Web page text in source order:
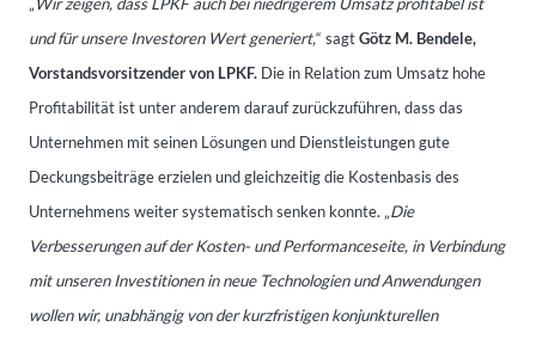
„Wir zeigen, dass LPKF auch bei niedrigerem Umsatz profitabel ist
und für unsere Investoren Wert generiert,“ sagtGötz M. Bendele,
Vorstandsvorsitzender von LPKF. Die in Relation zum Umsatz hohe
Profitabilität ist unter anderem darauf zurückzuführen, dass das
Unternehmen mit seinen Lösungen und Dienstleistungen gute
Deckungsbeiträge erzielen und gleichzeitig die Kostenbasis des
Unternehmens weiter systematisch senken konnte. „Die
Verbesserungen auf der Kosten- und Performanceseite, in Verbindung
mit unseren Investitionen in neue Technologien und Anwendungen
wollen wir, unabhängig von der kurzfristigen konjunkturellen